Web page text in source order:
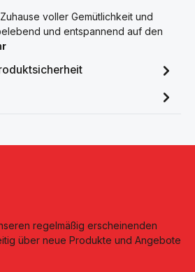
voller Gemütlichkeit und
und entspannend auf den
regelmäßig erscheinenden
über neue Produkte und Angebote